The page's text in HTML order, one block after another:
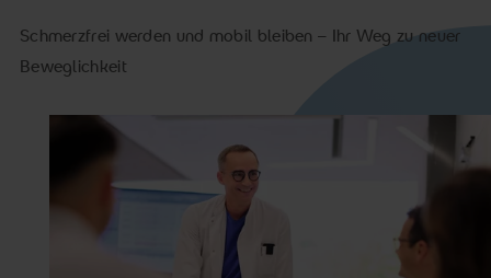
Schmerzfrei werden und mobil bleiben – Ihr Weg zu neuer
Beweglichkeit